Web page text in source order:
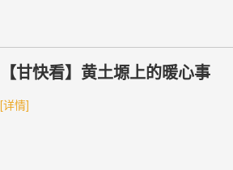
【甘快看】黄土塬上的暖心事
[详情]